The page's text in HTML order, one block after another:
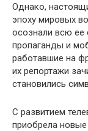
Однако,
эпоху мировых
осознали всю ее
пропаганды и
работавшие на
их репортажи
становились
С развитием
приобрела